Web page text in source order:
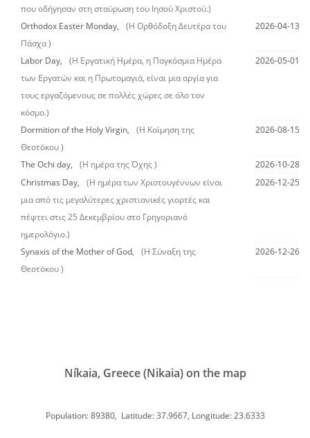
που οδήγησαν στη σταύρωση του Ιησού Χριστού.)
Orthodox Easter Monday,
(Η Ορθόδοξη Δευτέρα του
Πάσχα )
2026-04-13
Labor Day,
(Η Εργατική Ημέρα, η Παγκόσμια Ημέρα
των Εργατών και η Πρωτομαγιά, είναι μια αργία για
τους εργαζόμενους σε πολλές χώρες σε όλο τον
κόσμο.)
2026-05-01
Dormition of the Holy Virgin,
(Η Κοίμηση της
Θεοτόκου )
2026-08-15
The Ochi day, (Η ημέρα της Όχης )
2026-10-28
Christmas Day,
(Η ημέρα των Χριστουγέννων είναι
μια από τις μεγαλύτερες χριστιανικές γιορτές και
πέφτει στις 25 Δεκεμβρίου στο Γρηγοριανό
ημερολόγιο.)
2026-12-25
Synaxis of the Mother of God,
(Η Σύναξη της
Θεοτόκου )
2026-12-26
Níkaia, Greece (Nikaia) on the map
Population: 89380, Latitude: 37.9667, Longitude: 23.6333